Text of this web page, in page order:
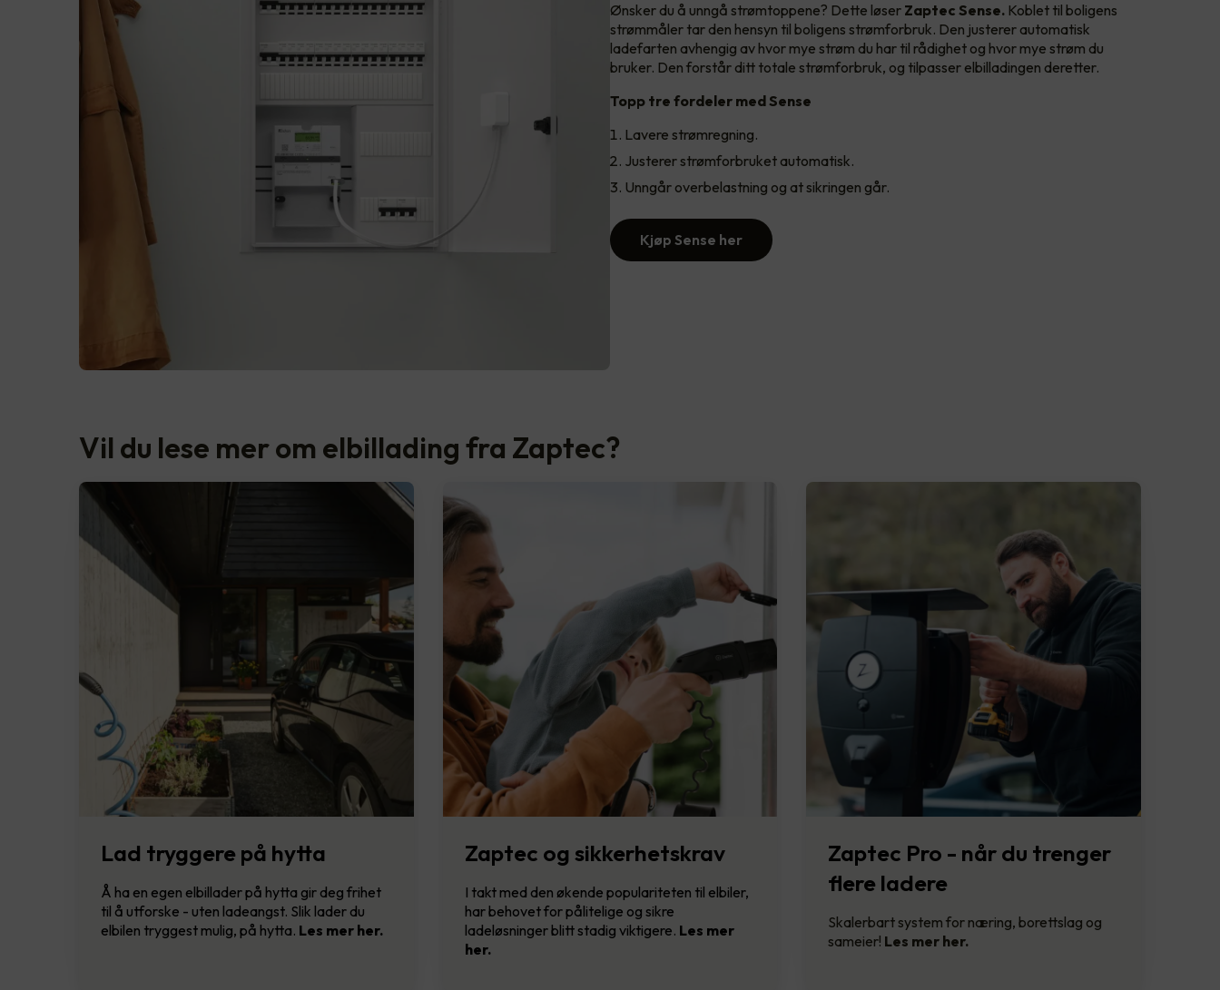
Ønsker du å unngå strømtoppene? Dette løser Zaptec Sense. Koblet til boligens
strømmåler tar den hensyn til boligens strømforbruk. Den justerer automatisk
ladefarten avhengig av hvor mye strøm du har til rådighet og hvor mye strøm du
bruker. Den forstår ditt totale strømforbruk, og tilpasser elbilladingen deretter.
Topp tre fordeler med Sense
Lavere strømregning.
Justerer strømforbruket automatisk.
Unngår overbelastning og at sikringen går.
Kjøp Sense her
Vil du lese mer om elbillading fra Zaptec?
Lad tryggere på hytta
Å ha en egen elbillader på hytta gir deg frihet
til å utforske - uten ladeangst. Slik lader du
elbilen tryggest mulig, på hytta. Les mer her.
Zaptec og sikkerhetskrav
I takt med den økende populariteten til elbiler,
har behovet for pålitelige og sikre
ladeløsninger blitt stadig viktigere. Les mer
her.
Zaptec Pro - når du trenger
flere ladere
Skalerbart system for næring, borettslag og
sameier! Les mer her.